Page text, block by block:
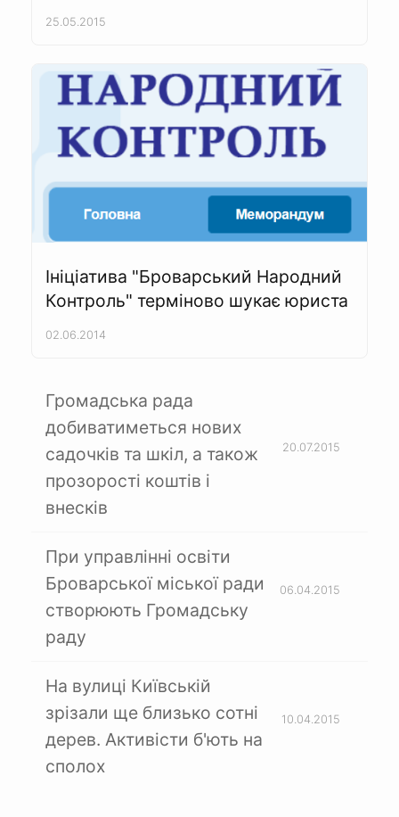
25.05.2015
Ініціатива "Броварський Народний
Контроль" терміново шукає юриста
02.06.2014
Громадська рада
добиватиметься нових
садочків та шкіл, а також
прозорості коштів і
внесків
20.07.2015
При управлінні освіти
Броварської міської ради
створюють Громадську
раду
06.04.2015
На вулиці Київській
зрізали ще близько сотні
дерев. Активісти б'ють на
сполох
10.04.2015